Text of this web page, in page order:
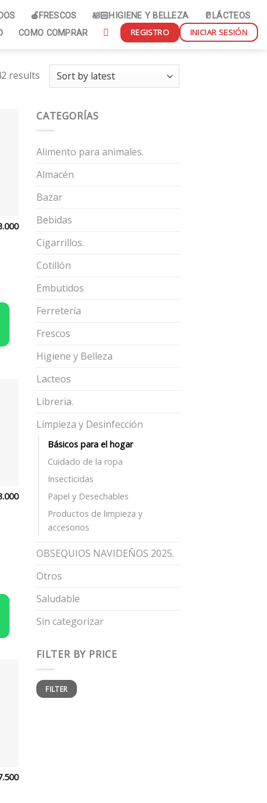
🍎FRESCOS 🛀🏻HIGIENE Y BELLEZA
🥛LÁCTEOS
COMO COMPRAR REGISTRO INICIAR SESIÓN
results
CATEGORÍAS
Alimento para animales.
Almacén
Bazar
Bebidas
Cigarrillos.
Cotillón
Embutidos
Ferretería
Frescos
Higiene y Belleza
Lacteos
Libreria.
Limpieza y Desinfección
Básicos para el hogar
Cuidado de la ropa
Insecticidas
Papel y Desechables
Productos de limpieza y
accesorios
OBSEQUIOS NAVIDEÑOS 2025.
Otros
Saludable
Sin categorizar
FILTER BY PRICE
Min
price
Max
priceFILTER